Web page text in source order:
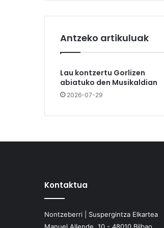
Antzeko artikuluak
Lau kontzertu Gorlizen
abiatuko den Musikaldian
2026-07-29
Kontaktua
Nontzeberri | Suspergintza Elkartea
Manuel Allende, 10 - 48010 Bilbao